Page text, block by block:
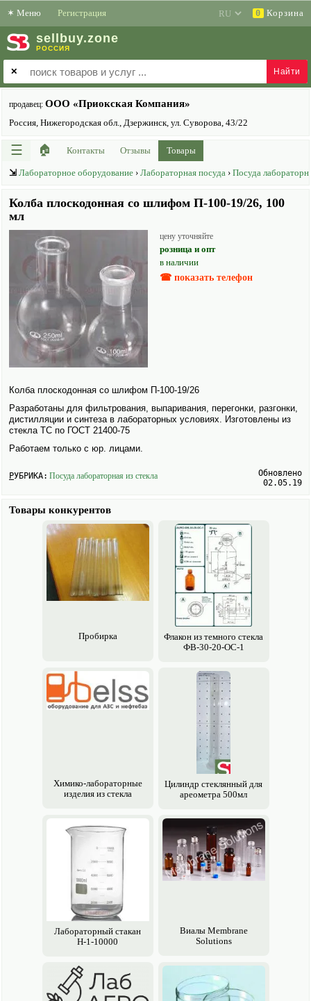
✶ Меню Регистрация 0 Корзина
sell buy.zone
РОССИЯ
✕
продавец: ООО «Приокская Компания»
Россия, Нижегородская обл., Дзержинск, ул. Суворова, 43/22
☰ 🏠 Контакты Отзывы Товары
⇲ Лабораторное оборудование › Лабораторная посуда › Посуда
Колба плоскодонная со шлифом П-100-19/26, 100
мл
цену уточняйте
розница и опт
в наличии
☎ показать телефон
Колба плоскодонная со шлифом П-100-19/26
Разработаны для фильтрования, выпаривания, перегонки, разгонки,
дистилляции и синтеза в лабораторных условиях. Изготовлены из
стекла ТС по ГОСТ 21400-75
Работаем только с юр. лицами.
РУБРИКА: Посуда лабораторная из стекла
Обновлено
02.05.19
Товары конкурентов
Пробирка
Флакон из темного стекла
ФВ-30-20-ОС-1
Химико-лабораторные
изделия из стекла
Цилиндр стеклянный для
ареометра 500мл
Лабораторный стакан
Н-1-10000
Виалы Membrane
Solutions